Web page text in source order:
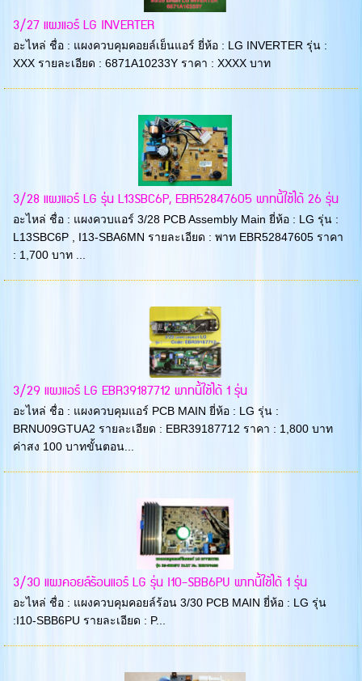
3/27 แผงแอร์ LG INVERTER
อะไหล่ ชื่อ : แผงควบคุมคอยล์เย็นแอร์ ยี่ห้อ : LG INVERTER รุ่น :
XXX รายละเอียด : 6871A10233Y ราคา : XXXX บาท
3/28 แผงแอร์ LG รุ่น L13SBC6P, EBR52847605 พาทนี้ใช้ได้ 26 รุ่น
อะไหล่ ชื่อ : แผงควบแอร์ 3/28 PCB Assembly Main ยี่ห้อ : LG รุ่น :
L13SBC6P , I13-SBA6MN รายละเอียด : พาท EBR52847605 ราคา
: 1,700 บาท ...
3/29 แผงแอร์ LG EBR39187712 พาทนี้ใช้ได้ 1 รุ่น
อะไหล่ ชื่อ : แผงควบคุมแอร์ PCB MAIN ยี่ห้อ : LG รุ่น :
BRNU09GTUA2 รายละเอียด : EBR39187712 ราคา : 1,800 บาท
ค่าสง 100 บาทขั้นตอน...
3/30 แผงคอยล์ร้อนแอร์ LG รุ่น I10-SBB6PU พาทนี้ใช้ได้ 1 รุ่น
อะไหล่ ชื่อ : แผงควบคุมคอยล์ร้อน 3/30 PCB MAIN ยี่ห้อ : LG รุ่น
:I10-SBB6PU รายละเอียด : P...